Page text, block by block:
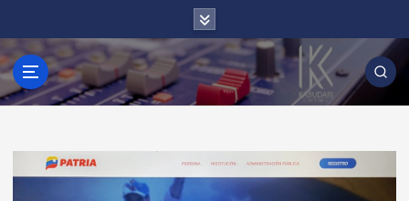
t
r
Kabud
ari